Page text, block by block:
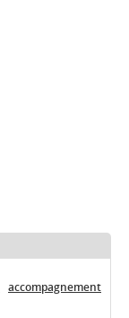
accompagnement